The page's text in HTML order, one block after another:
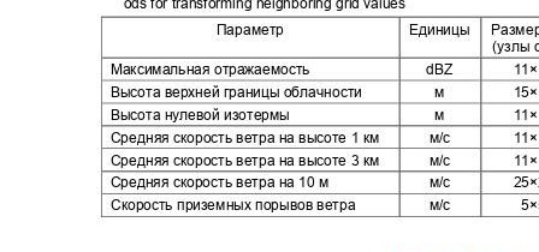
ods for transforming neighboring grid values
Параметр Единицы
(узлы
Максимальная отражаемость
dBZ
м
Высота верхней границы облачности
Высота нулевой изотермы
м
Средняя скорость ветра на высоте 1 км
Средняя скорость ветра на высоте 3 км
Средняя скорость ветра на 10 м
Скорость приземных порывов ветра
м/с
м/с
м/с
м/с